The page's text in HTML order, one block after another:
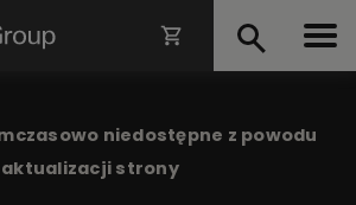
niedostępne z powodu
aktualizacji strony